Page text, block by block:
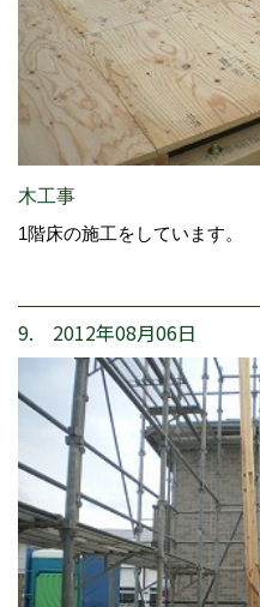
木工事
1階床の施工をしています。
9. 2012年08月06日